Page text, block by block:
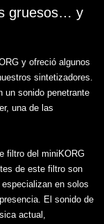
gruesos… y
y ofreció algunos
sintetizadores.
un sonido penetrante
una de las
filtro del miniKORG
de este filtro son
en solos
El sonido de
actual,